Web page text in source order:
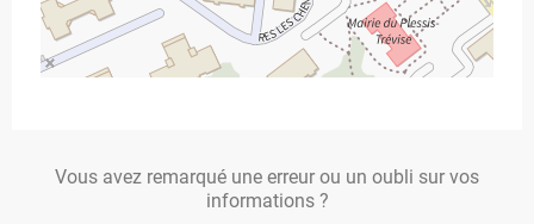
Vous avez remarqué une erreur ou un oubli sur vos
informations ?